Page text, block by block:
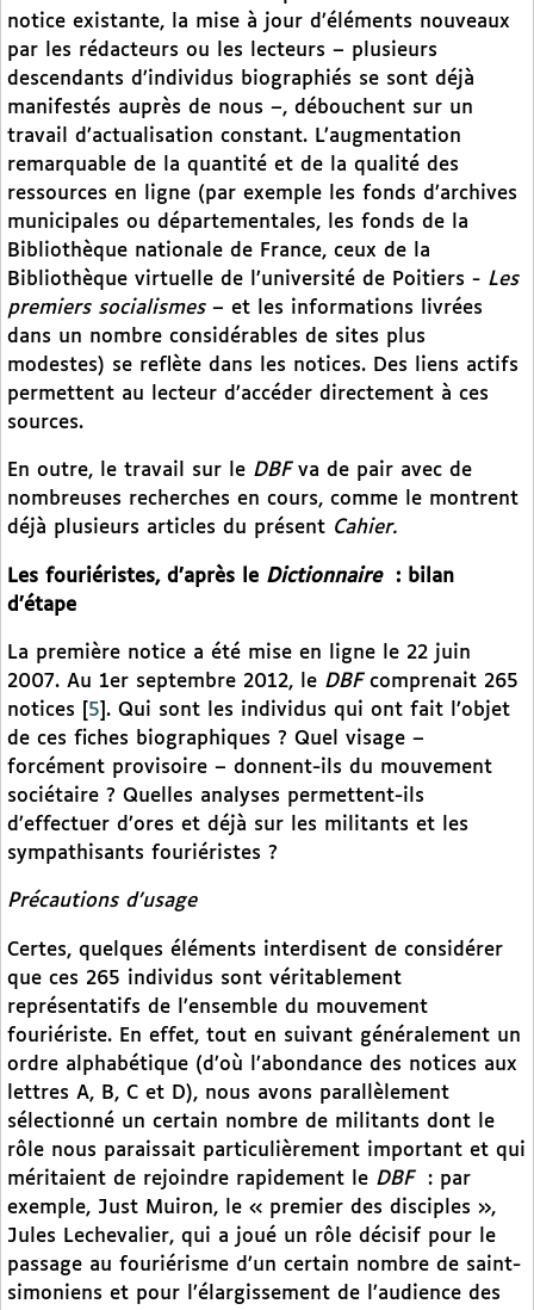
notice existante, la mise à jour d’éléments nouveaux
par les rédacteurs ou les lecteurs – plusieurs
descendants d’individus biographiés se sont déjà
manifestés auprès de nous –, débouchent sur un
travail d’actualisation constant. L’augmentation
remarquable de la quantité et de la qualité des
ressources en ligne (par exemple les fonds d’archives
municipales ou départementales, les fonds de la
Bibliothèque nationale de France, ceux de la
Bibliothèque virtuelle de l’université de Poitiers - Les
premiers socialismes– et les informations livrées
dans un nombre considérables de sites plus
modestes) se reflète dans les notices. Des liens actifs
permettent au lecteur d’accéder directement à ces
sources.
En outre, le travail sur le DBFva de pair avec de
nombreuses recherches en cours, comme le montrent
déjà plusieurs articles du présent Cahier.
Les fouriéristes, d’après le Dictionnaire : bilan
d’étape
La première notice a été mise en ligne le 22 juin
2007. Au 1er septembre 2012, le DBF comprenait 265
notices
5 . Qui sont les individus qui ont fait l’objet
de ces fiches biographiques ? Quel visage –
forcément provisoire – donnent-ils du mouvement
sociétaire ? Quelles analyses permettent-ils
d’effectuer d’ores et déjà sur les militants et les
sympathisants fouriéristes ?
Précautions d’usage
Certes, quelques éléments interdisent de considérer
que ces 265 individus sont véritablement
représentatifs de l’ensemble du mouvement
fouriériste. En effet, tout en suivant généralement un
ordre alphabétique (d’où l’abondance des notices aux
lettres A, B, C et D), nous avons parallèlement
sélectionné un certain nombre de militants dont le
rôle nous paraissait particulièrement important et qui
méritaient de rejoindre rapidement le DBF : par
exemple, Just Muiron, le « premier des disciples »,
Jules Lechevalier, qui a joué un rôle décisif pour le
passage au fouriérisme d’un certain nombre de saint-
simoniens et pour l’élargissement de l’audience des